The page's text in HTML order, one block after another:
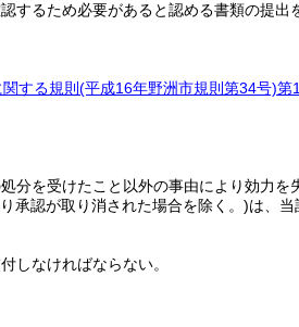
るため必要があると認める書類の提出
する規則 (平成16年野洲市規則第34号)第
分を受けたこと以外の事由により効力を
承認が取り消された場合を除く。)は、
しなければならない。